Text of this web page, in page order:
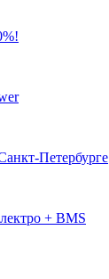
Петербурге
+ BMS